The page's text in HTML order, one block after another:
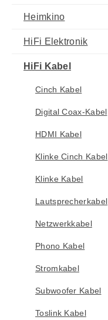
Heimkino
HiFi Elektronik
HiFi Kabel
Cinch Kabel
Digital Coax-Kabel
HDMI Kabel
Klinke Cinch Kabel
Klinke Kabel
Lautsprecherkabel
Netzwerkkabel
Phono Kabel
Stromkabel
Subwoofer Kabel
Toslink Kabel